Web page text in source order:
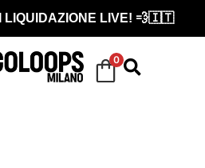
LIVE! 💨🇮🇹
0